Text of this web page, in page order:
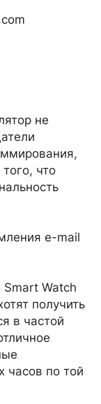
не
что
e-mail
Watch
получить
в частой
часов по той